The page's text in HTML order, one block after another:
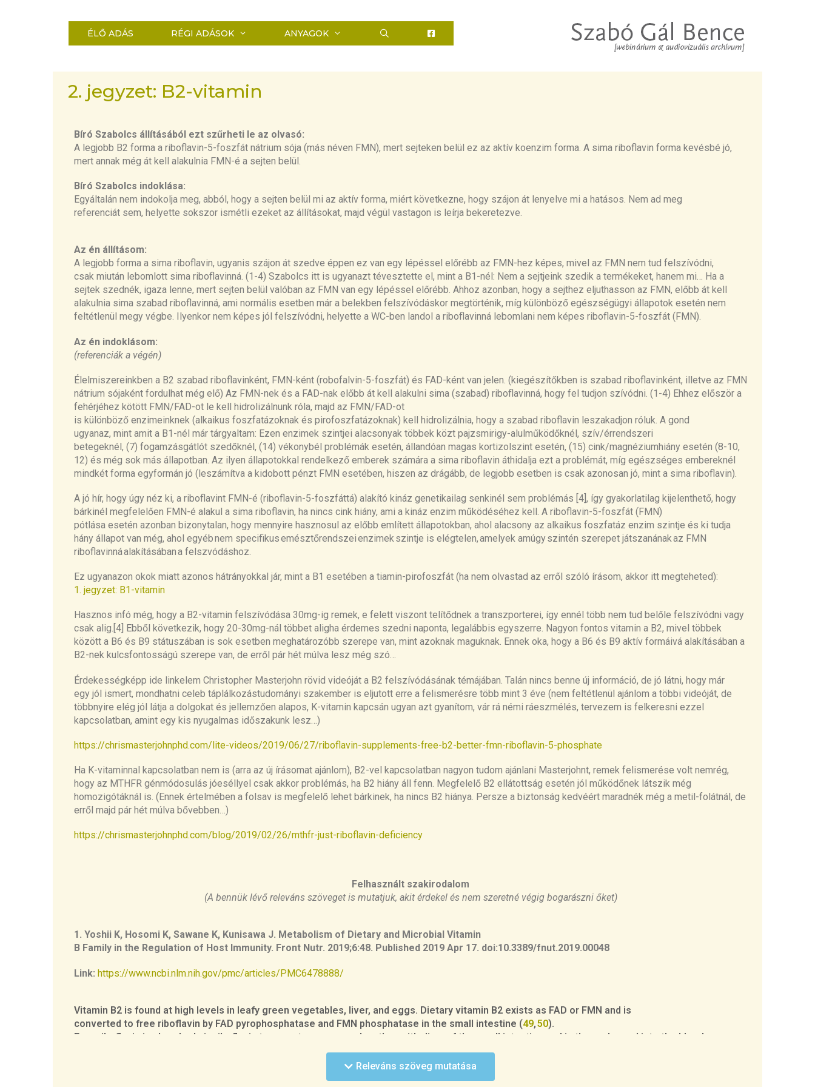
ÉLŐ ADÁS RÉGI ADÁSOK ANYAGOK KERESÉS
2. jegyzet: B2-vitamin
Bíró Szabolcs állításából ezt szűrheti le az olvasó:
A legjobb B2 forma a riboflavin-5-foszfát nátrium sója (más néven FMN), mert sejteken belül ez az aktív koenzim forma. A sima riboflavin forma kevésbé jó,
mert annak még át kell alakulnia FMN-é a sejten belül.
Bíró Szabolcs indoklása:
Egyáltalán nem indokol ja meg, abból , hogy a sejten belül mi az aktív forma, miért következne, hogy szájon át lenyelve mi a hatásos. Nem ad meg
referenciát sem, helyette sokszor ismétli ezeket az állításokat, majd végül vastagon is leírja bekeretezve.
Az én állításom:
A legjobb forma a sima riboflavin, ugyanis szájon át szedve éppen ez van egy lépéssel előrébb az FMN-hez képes, mivel az FMN nem tud felszívódni,
csak miután lebomlott sima riboflavinná. (1-4) Szabolcs itt is ugyanazt tévesztette el, mint a B1-nél: Nem a sejtjeink szedik a termékeket, hanem mi… Ha a
sejtek szednék, igaza lenne, mert sejten belül valóban az FMN van egy lépéssel előrébb. Ahhoz azonban, hogy a sejthez el juthasson az FMN, előbb át kell
alakulnia sima szabad riboflavinná, ami normális esetben már a belekben felszívódáskor megtörténik, míg különböző egészségügyi állapotok esetén nem
feltétlenül megy végbe. I lyenkor nem képes jól felszívódni, helyette a WC-ben landol a riboflavinná lebomlani nem képes riboflavin-5-foszfát (FMN).
Az én indoklásom:
(referenciák a végén)
Élelmiszereinkben a B2 szabad riboflavinként, FMN-ként (robofalvin-5-foszfát) és FAD-ként van jelen. (kiegészítőkben is szabad riboflavinként, illetve az FMN
nátrium sójaként fordulhat még elő) Az FMN-nek és a FAD-nak előbb át kell alakulni sima (szabad) riboflavinná, hogy fel tudjon szívódni. (1-4) Ehhez először a
fehérjéhez kötött FMN/FAD-ot le kell hidrolizálnunk róla, majd az FMN/FAD-ot
is különböző enzimeinknek (alkaikus foszfatázoknak és pirofoszfatázoknak) kell hidrolizálnia, hogy a szabad riboflavin leszakadjon róluk. A gond
ugyanaz, mint amit a B1-nél már tárgyaltam: Ezen enzimek szintjei alacsonyak többek közt pajzsmirigy-alulműködőknél, szív/érrendszeri
betegeknél, (7) fogamzásgátlót szedőknél, (14) vékonybél problémák esetén, állandóan magas kortizolszint esetén, (15) cink/magnéziumhiány esetén (8-10,
12) és még sok más állapotban. Az ilyen állapotokkal rendelkező emberek számára a sima riboflavin áthidalja ezt a problémát, míg egészséges embereknél
mindkét forma egyformán jó (leszámítva a kidobott pénzt FMN esetében, hiszen az drágább, de legjobb esetben is csak azonosan jó, mint a sima riboflavin).
A jó hír, hogy úgy néz ki, a riboflavint FMN-é (riboflavin-5-foszfáttá) alakító kináz genetikailag senkinél sem problémás [4], így gyakorlatilag kijelenthető, hogy
bárkinél megfelelően FMN-é alakul a sima riboflavin, ha nincs cink hiány, ami a kináz enzim működéséhez kell. A riboflavin-5-foszfát (FMN)
pótlása esetén azonban bizonytalan, hogy mennyire hasznosul az előbb említett állapotokban, ahol alacsony az alkaikus foszfatáz enzim szintje és ki tudja
hány állapot van még, ahol egyébnem specifikusemésztőrendszeienzimekszintje is elégtelen, amelyek amúgyszintén szerepet játszanánakaz FMN
riboflavinnáalakításábana felszvódáshoz.
Ez ugyanazon okok miatt azonos hátrányokkal jár, mint a B1 esetében a tiamin-pirofoszfát (ha nem olvastad az erről szóló írásom, akkor itt megteheted):
1. jegyzet: B1-vitamin
Hasznos infó még, hogy a B2-vitamin felszívódása 30mg-ig remek, e felett viszont telítődnek a transzporterei, így ennél több nem tud belőle felszívódni vagy
csak alig.[4] Ebből következik, hogy 20-30mg-nál többet aligha érdemes szedni naponta, legalábbis egyszerre. Nagyon fontos vitamin a B2, mivel többek
között a B6 és B9 státuszában is sok esetben meghatározóbb szerepe van, mint azoknak maguknak. Ennek oka, hogy a B6 és B9 aktív formáivá alakításában a
B2-nek kulcsfontosságú szerepe van, de erről pár hét múlva lesz még szó…
Érdekességképp ide linkelem Christopher Masterjohn rövid videóját a B2 felszívódásának témájában. Talán nincs benne új információ, de jó látni, hogy már
egy jól ismert, mondhatni celeb táplálkozástudományi szakember is eljutott erre a felismerésre több mint 3 éve (nem feltétlenül ajánlom a többi videóját, de
többnyire elég jól látja a dolgokat és jellemzően alapos, K-vitamin kapcsán ugyan azt gyanítom, vár rá némi ráeszmélés, tervezem is felkeresni ezzel
kapcsolatban, amint egy kis nyugalmas időszakunk lesz…)
https://chrismasterjohnphd.com/lite-videos/2019/06/27/riboflavin-supplements-free-b2-better-fmn-riboflavin-5-phosphate
Ha K-vitaminnal kapcsolatban nem is (arra az új írásomat ajánlom), B2-vel kapcsolatban nagyon tudom ajánlani Masterjohnt, remek felismerése volt nemrég,
hogy az MTHFR génmódosulás jóeséllyel csak akkor problémás, ha B2 hiány áll fenn. Megfelelő B2 ellátottság esetén jól működőnek látszik még
homozigótáknál is. (Ennek értelmében a folsav is megfelelő lehet bárkinek, ha nincs B2 hiánya. Persze a biztonság kedvéért maradnék még a metil-folátnál, de
erről majd pár hét múlva bővebben…)
https://chrismasterjohnphd.com/blog/2019/02/26/mthfr-just-riboflavin-deficiency
Felhasznált szakirodalom
(A bennük lévő releváns szöveget is mutatjuk, akit érdekel és nem szeretné végig bogarászni őket)
1. Yoshii K, Hosomi K, Sawane K, Kunisawa J. Metabolism of Dietary and Microbial Vitamin
B Family in the Regulation of Host Immunity. Front Nutr. 2019;6:48. Published 2019 Apr 17. doi:10.3389/fnut.2019.00048
Link: https://www.ncbi.nlm.nih.gov/pmc/articles/PMC6478888/
Vitamin B2 is found at high levels in leafy green vegetables, liver, and eggs. Dietary vitamin B2 exists as FAD or FMN and is
converted to free riboflavin by FAD pyrophosphatase and FMN phosphatase in the small intestine (49,50).
Free riboflavin is absorbed via riboflavin transporter expressed on the epithelium of the small intestine and is then released into the blood.
In the blood, free riboflavin is converted back to FAD or FMN and distributed throughout the body (
-ribulose 5-phosphate (
Releváns szöveg mutatása